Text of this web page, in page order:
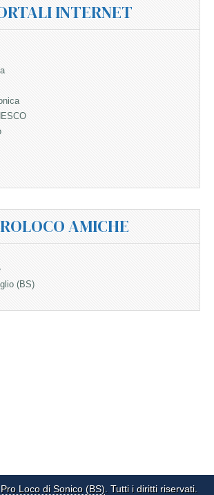
INTERNET
AMICHE
(BS)
Pro Loco di Sonico (BS). Tutti i diritti riservati.